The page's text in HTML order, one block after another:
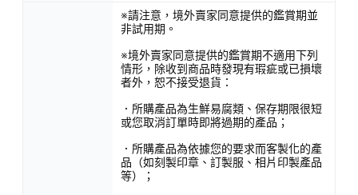
※請注意，境外賣家同意提供的鑑賞期並
非試用期。
※境外賣家同意提供的鑑賞期不適用下列
情形，除收到商品時發現有瑕疵或已損壞
者外，恕不接受退貨：
．所購產品為生鮮易腐類、保存期限很短
或您取消訂單時即將過期的產品；
．所購產品為依據您的要求而客製化的產
品（如刻製印章、訂製服、相片印製產品
等）；